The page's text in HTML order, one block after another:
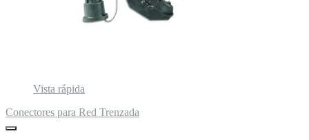
Vista rápida
Conectores para Red Trenzada